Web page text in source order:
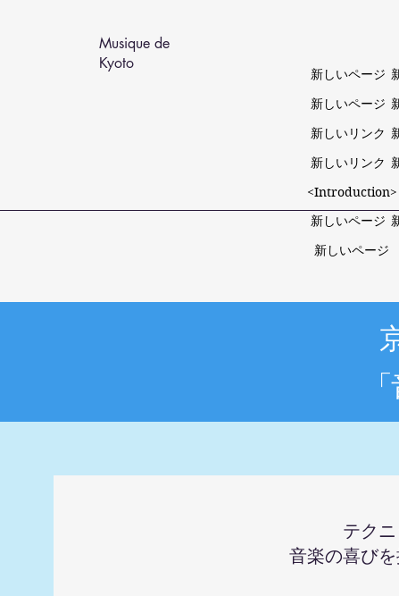
Musique de
Kyoto
新しいページ
新しいページ
新しいリンク
新しいリンク
新しいページ
新しいページ
テク
音楽の喜びを